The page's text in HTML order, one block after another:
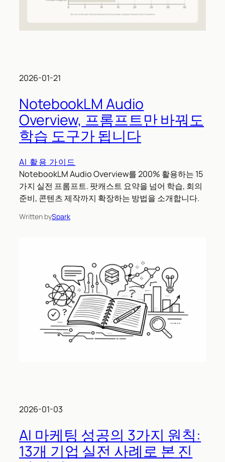
2026-01-21
NotebookLM Audio
Overview, 프롬프트만 바꿔도
학습 도구가 됩니다
AI 활용 가이드
NotebookLM Audio Overview를 200% 활용하는 15
가지 실전 프롬프트. 팟캐스트 요약을 넘어 학습, 회의
준비, 콘텐츠 제작까지 확장하는 방법을 소개합니다.
Written bySpark
2026-01-03
AI 마케팅 성공의 3가지 원칙:
13개 기업 실전 사례로 본 진